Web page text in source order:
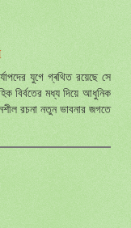
যুগে গ্ৰথিত রয়েছে সে
বির্বতের মধ্য দিয়ে আধুনিক
রচনা নতুন ভাবনার জগতে